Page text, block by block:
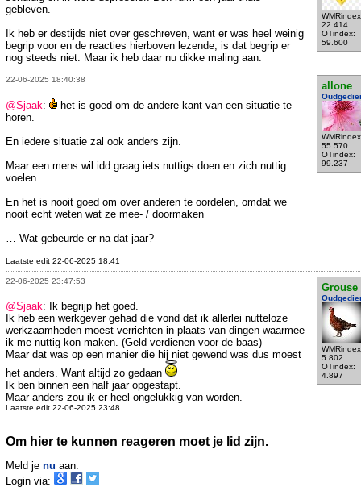
22.414
OTindex:
59.600
gebleven.
Ik heb er destijds niet over geschreven, want er was heel weinig
begrip voor en de reacties hierboven lezende, is dat begrip er
nog steeds niet. Maar ik heb daar nu dikke maling aan.
22-06-2025 18:40:38
allone
55.570
OTindex:
99.237
@Sjaak:
het is goed om de andere kant van een situatie te
horen.
En iedere situatie zal ook anders zijn.
Maar een mens wil idd graag iets nuttigs doen en zich nuttig
voelen.
En het is nooit goed om over anderen te oordelen, omdat we
nooit echt weten wat ze mee- / doormaken
… Wat gebeurde er na dat jaar?
Laatste edit 22-06-2025 18:41
22-06-2025 23:47:53
Grouse
5.802
OTindex:
4.897
@Sjaak: Ik begrijp het goed.
Ik heb een werkgever gehad die vond dat ik allerlei nutteloze
werkzaamheden moest verrichten in plaats van dingen waarmee
ik me nuttig kon maken. (Geld verdienen voor de baas)
Maar dat was op een manier die hij niet gewend was dus moest
het anders. Want altijd zo gedaan
Ik ben binnen een half jaar opgestapt.
Maar anders zou ik er heel ongelukkig van worden.
Laatste edit 22-06-2025 23:48
Om hier te kunnen reageren moet je lid zijn.
Meld je nu aan.
Login via: